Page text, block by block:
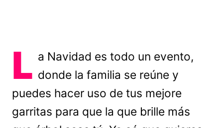
L a Navidad es todo un evento,
donde la familia se reúne y
puedes hacer uso de tus mejore
garritas para que la que brille más